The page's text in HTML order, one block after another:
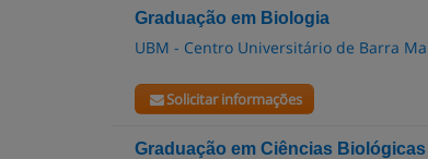
Graduação em Biologia
UBM - Centro Universitário de Barra
Solicitar informações
Graduação em Ciências Biológicas